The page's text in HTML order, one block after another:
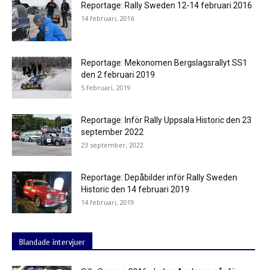
Reportage: Rally Sweden 12-14 februari 2016
14 februari, 2016
Reportage: Mekonomen Bergslagsrallyt SS1
den 2 februari 2019
5 februari, 2019
Reportage: Inför Rally Uppsala Historic den 23
september 2022
23 september, 2022
Reportage: Depåbilder inför Rally Sweden
Historic den 14 februari 2019
14 februari, 2019
Blandade intervjuer